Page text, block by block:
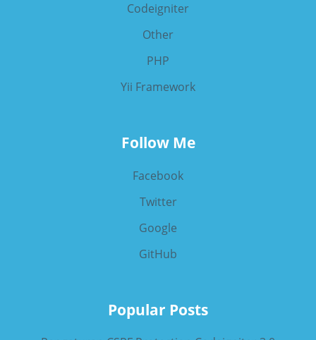
Codeigniter
Other
PHP
Yii Framework
Follow Me
Facebook
Twitter
Google
GitHub
Popular Posts